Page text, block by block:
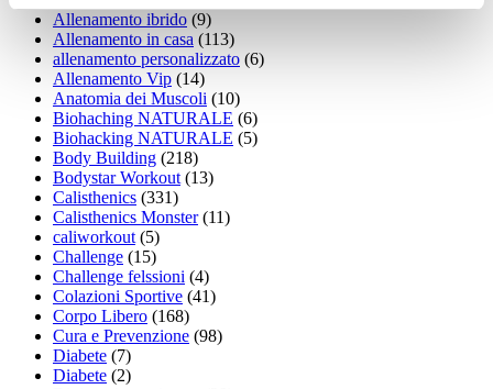
Allenamento ibrido (9)
Allenamento in casa (113)
allenamento personalizzato (6)
Allenamento Vip (14)
Anatomia dei Muscoli (10)
Biohaching NATURALE (6)
Biohacking NATURALE (5)
Body Building (218)
Bodystar Workout(13)
Calisthenics (331)
Calisthenics Monster(11)
caliworkout(5)
Challenge (15)
Challenge felssioni (4)
Colazioni Sportive (41)
Corpo Libero (168)
Cura e Prevenzione (98)
Diabete (7)
Diabete (2)